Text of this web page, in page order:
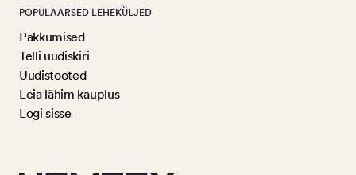
POPULAARSED LEHEKÜLJED
Pakkumised
Telli uudiskiri
Uudistooted
Leia lähim kauplus
Logi sisse